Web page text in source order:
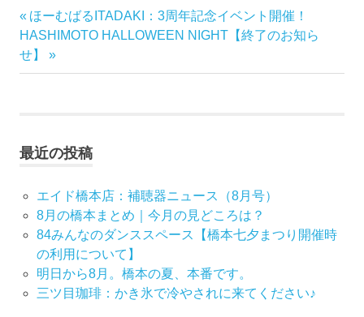
投
稿
ゲ
ー
シ
ョ
ン
前
の
記
事:
ほーむばるITADAKI：3周年記念イベント開催！
次
の
記
HASHIMOTO HALLOWEEN NIGHT【終了のお知ら
せ】
最近の投稿
エイド橋本店：補聴器ニュース（8月号）
8月の橋本まとめ｜今月の見どころは？
84みんなのダンススペース【橋本七夕まつり開催時
の利用について】
明日から8月。橋本の夏、本番です。
三ツ目珈琲：かき氷で冷やされに来てください♪